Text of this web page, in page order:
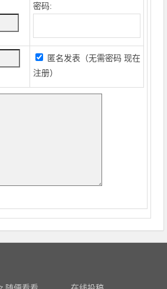
密码:
匿名发表（无需密码现在
注册）